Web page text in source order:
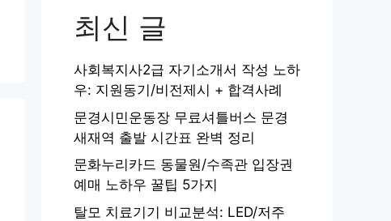
최신 글
사회복지사2급 자기소개서 작성 노하
우: 지원동기/비전제시 + 합격사례
문경시민운동장 무료셔틀버스 문경
새재역 출발 시간표 완벽 정리
문화누리카드 동물원/수족관 입장권
예매 노하우 꿀팁 5가지
탈모 치료기기 비교분석: LED/저주